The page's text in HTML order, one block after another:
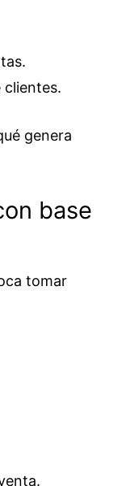
clientes.
genera
base
tomar